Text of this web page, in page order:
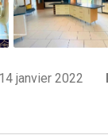
14 janvier 2022